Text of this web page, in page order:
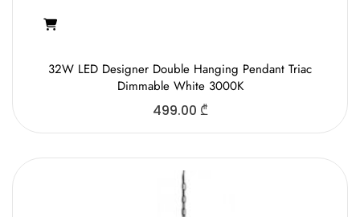
32W LED Designer Double Hanging Pendant Triac
Dimmable White 3000K
499.00 ₾